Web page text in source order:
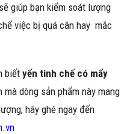
giúp bạn kiểm soát lượng
việc bị quá cân hay mắc
biếtyến tinh chế có mấy
dòng sản phẩm này mang
hãy ghé ngay đến